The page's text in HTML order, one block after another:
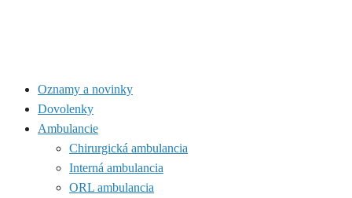
Oznamy a novinky
Dovolenky
Ambulancie
Chirurgická ambulancia
Interná ambulancia
ORL ambulancia